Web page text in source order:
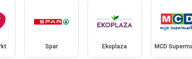
Spar Ekoplaza MCD